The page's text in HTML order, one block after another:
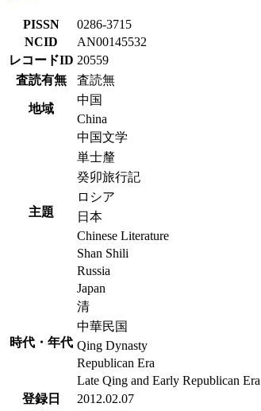
PISSN
0286-3715
NCID
AN00145532
レコードID 20559
査読有無
査読無
地域
中国
China
主題
中国文学
単士釐
癸卯旅行記
ロシア
日本
Chinese Literature
Shan Shili
Russia
Japan
時代・年代
清
中華民国
Qing Dynasty
Republican Era
Late Qing and Early Republican Era
登録日
2012.02.07